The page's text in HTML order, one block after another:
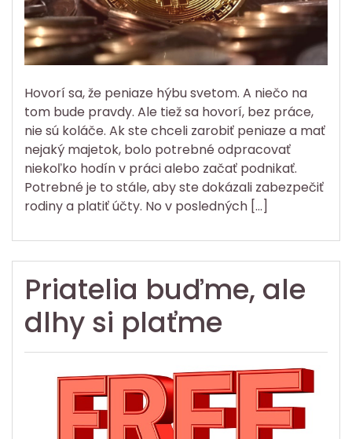
Hovorí sa, že peniaze hýbu svetom. A niečo na
tom bude pravdy. Ale tiež sa hovorí, bez práce,
nie sú koláče. Ak ste chceli zarobiť peniaze a mať
nejaký majetok, bolo potrebné odpracovať
niekoľko hodín v práci alebo začať podnikať.
Potrebné je to stále, aby ste dokázali zabezpečiť
rodiny a platiť účty. No v posledných […]
Priatelia buďme, ale
dlhy si plaťme